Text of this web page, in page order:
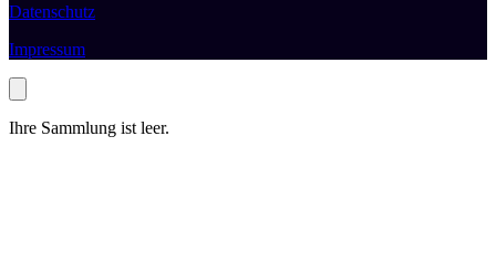
Datenschutz
Impressum
Ihre Sammlung ist leer.